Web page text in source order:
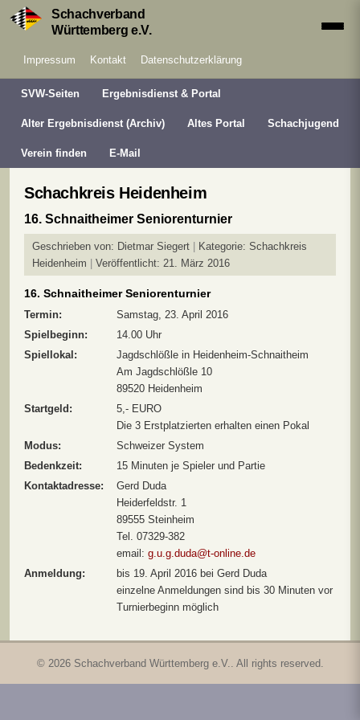
Schachverband
Württemberg e.V.
Impressum Kontakt Datenschutzerklärung
SVW-Seiten Ergebnisdienst & Portal
Alter Ergebnisdienst (Archiv) Altes Portal Schachjugend
Verein finden E-Mail
Schachkreis Heidenheim
16. Schnaitheimer Seniorenturnier
Geschrieben von: Dietmar Siegert Kategorie: Schachkreis
Heidenheim
Veröffentlicht: 21. März 2016
16. Schnaitheimer Seniorenturnier
Termin:
Samstag, 23. April 2016
Spielbeginn:
14.00 Uhr
Spiellokal:
Jagdschlößle in Heidenheim-Schnaitheim
Am Jagdschlößle 10
89520 Heidenheim
Startgeld:
5,- EURO
Die 3 Erstplatzierten erhalten einen Pokal
Modus:
Schweizer System
Bedenkzeit:
15 Minuten je Spieler und Partie
Kontaktadresse:
Gerd Duda
Heiderfeldstr. 1
89555 Steinheim
Tel. 07329-382
email: g.u.g.duda@t-online.de
Anmeldung:
bis 19. April 2016 bei Gerd Duda
einzelne Anmeldungen sind bis 30 Minuten vor
Turnierbeginn möglich
© 2026 Schachverband Württemberg e.V.. All rights reserved.